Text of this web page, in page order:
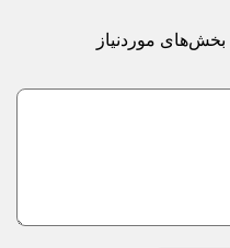
بخش‌های موردنیاز